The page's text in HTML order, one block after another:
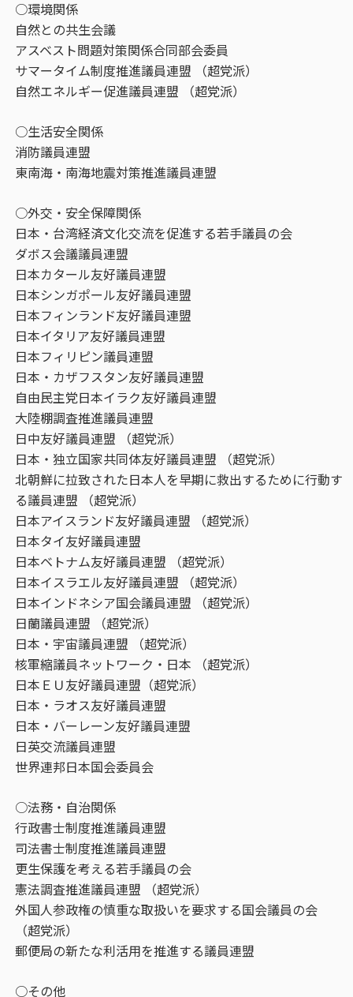
○環境関係
自然との共生会議
アスベスト問題対策関係合同部会委員
サマータイム制度推進議員連盟 （超党派）
自然エネルギー促進議員連盟 （超党派）
○生活安全関係
消防議員連盟
東南海・南海地震対策推進議員連盟
○外交・安全保障関係
日本・台湾経済文化交流を促進する若手議員の会
ダボス会議議員連盟
日本カタール友好議員連盟
日本シンガポール友好議員連盟
日本フィンランド友好議員連盟
日本イタリア友好議員連盟
日本フィリピン議員連盟
日本・カザフスタン友好議員連盟
自由民主党日本イラク友好議員連盟
大陸棚調査推進議員連盟
日中友好議員連盟 （超党派）
日本・独立国家共同体友好議員連盟 （超党派）
北朝鮮に拉致された日本人を早期に救出するために行動す
る議員連盟 （超党派）
日本アイスランド友好議員連盟 （超党派）
日本タイ友好議員連盟
日本ベトナム友好議員連盟 （超党派）
日本イスラエル友好議員連盟 （超党派）
日本インドネシア国会議員連盟 （超党派）
日蘭議員連盟 （超党派）
日本・宇宙議員連盟 （超党派）
核軍縮議員ネットワーク・日本 （超党派）
日本ＥＵ友好議員連盟（超党派）
日本・ラオス友好議員連盟
日本・バーレーン友好議員連盟
日英交流議員連盟
世界連邦日本国会委員会
○法務・自治関係
行政書士制度推進議員連盟
司法書士制度推進議員連盟
更生保護を考える若手議員の会
憲法調査推進議員連盟 （超党派）
外国人参政権の慎重な取扱いを要求する国会議員の会
（超党派）
郵便局の新たな利活用を推進する議員連盟
○その他